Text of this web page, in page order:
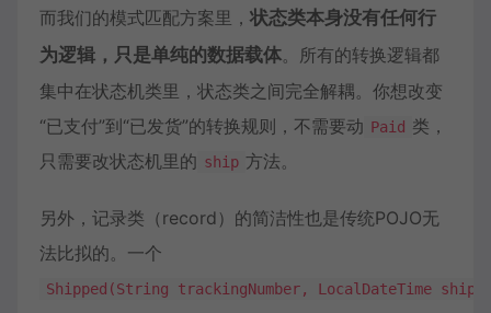
而我们的模式匹配方案里， 状态类本身没有任何行
为逻辑，只是单纯的数据载体。所有的转换逻辑都
集中在状态机类里，状态类之间完全解耦。你想改变
“已支付”到“已发货”的转换规则，不需要动 Paid 类，
只需要改状态机里的 ship 方法。
另外，记录类（record）的简洁性也是传统POJO无
法比拟的。一个
Shipped(String trackingNumber, LocalDateTime